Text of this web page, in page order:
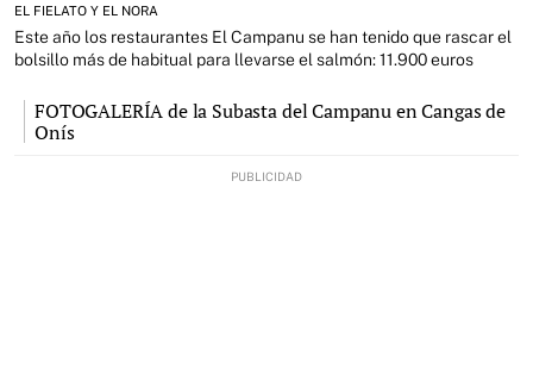
EL FIELATO Y EL NORA
Este año los restaurantes El Campanu se han tenido que rascar el
bolsillo más de habitual para llevarse el salmón: 11.900 euros
FOTOGALERÍA de la Subasta del Campanu en Cangas de
Onís